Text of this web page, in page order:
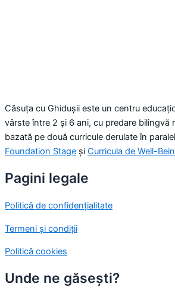
Căsuța cu Ghidușii este un centru
vârste între 2 și 6 ani, cu predare bilingvă
bazată pe două curricule derulate în
Foundation Stage și Curricula de Well-
Pagini legale
Politică de confidențialitate
Termeni și condiții
Politică cookies
Unde ne găsești?